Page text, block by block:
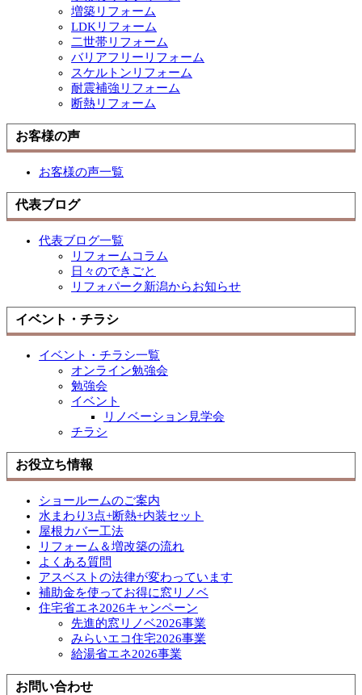
増築リフォーム
LDKリフォーム
二世帯リフォーム
バリアフリーリフォーム
スケルトンリフォーム
耐震補強リフォーム
断熱リフォーム
お客様の声
お客様の声一覧
代表ブログ
代表ブログ一覧
リフォームコラム
日々のできごと
リフォパーク新潟からお知らせ
イベント・チラシ
イベント・チラシ一覧
オンライン勉強会
勉強会
イベント
リノベーション見学会
チラシ
お役立ち情報
ショールームのご案内
水まわり3点+断熱+内装セット
屋根カバー工法
リフォーム＆増改築の流れ
よくある質問
アスベストの法律が変わっています
補助金を使ってお得に窓リノベ
住宅省エネ2026キャンペーン
先進的窓リノベ2026事業
みらいエコ住宅2026事業
給湯省エネ2026事業
お問い合わせ